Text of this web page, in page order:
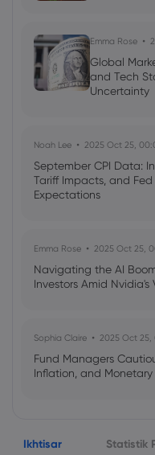
Emma Rose
Global
and Tech
Uncertainty
Noah Lee 2025 Oct 25,
September CPI Data:
Tariff Impacts, and
Expectations
Emma Rose 2025 Oct 25,
Navigating the AI
Investors Amid
Sophia Claire 2025 Oct 25,
Fund Managers
Inflation, and Monetary
US Government
Ikhtisar Statistik